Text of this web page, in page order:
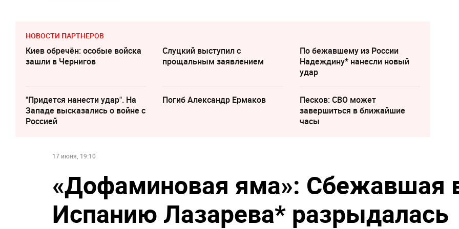
НОВОСТИ ПАРТНЕРОВ
Киев обречён: особые войска
зашли в Чернигов
Слуцкий выступил с
прощальным заявлением
По бежавшему из России
Надеждину* нанесли новый
удар
"Придется нанести удар". На
Западе высказались о войне с
Россией
Погиб Александр Ермаков
Песков: СВО может
завершиться в ближайшие
часы
17 июня, 19:10
«Дофаминовая яма»: Сбежавшая
Испанию Лазарева* разрыдалась